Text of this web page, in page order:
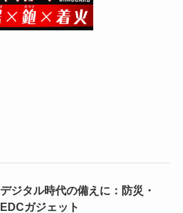
デジタル時代の備えに：防災・
EDCガジェット